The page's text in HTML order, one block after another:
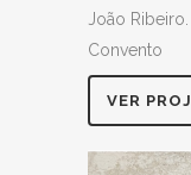
João
Convento
VER